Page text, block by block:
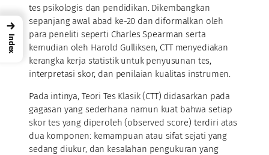
tes psikologis dan pendidikan. Dikembangkan
sepanjang awal abad ke-20 dan diformalkan oleh
para peneliti seperti Charles Spearman serta
kemudian oleh Harold Gulliksen, CTT menyediakan
kerangka kerja statistik untuk penyusunan tes,
interpretasi skor, dan penilaian kualitas instrumen.
Pada intinya, Teori Tes Klasik (CTT) didasarkan pada
gagasan yang sederhana namun kuat bahwa setiap
skor tes yang diperoleh (observed score) terdiri atas
dua komponen: kemampuan atau sifat sejati yang
sedang diukur, dan kesalahan pengukuran yang
→
Index